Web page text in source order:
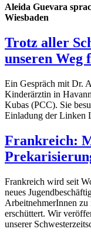
Aleida Guevara
Wiesbaden
Trotz aller
unseren Weg
Ein Gespräch mit Dr.
Kinderärztin in
Kubas (PCC). Sie
Einladung der Linken
Frankreich:
Frankreich wird seit
neues
ArbeitnehmerInnen
erschüttert. Wir
unserer